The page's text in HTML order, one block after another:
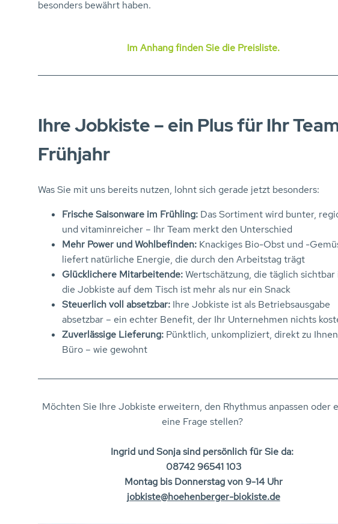
besonders bewährt haben.
Im Anhang finden Sie die Preisliste.
Ihre Jobkiste – ein Plus für Ihr
Frühjahr
Was Sie mit uns bereits nutzen, lohnt sich gerade jetzt besonders:
Frische Saisonware im Frühling: Das Sortiment wird bunter,
und vitaminreicher – Ihr Team merkt den Unterschied
Mehr Power und Wohlbefinden: Knackiges Bio-Obst und -
liefert natürliche Energie, die durch den Arbeitstag trägt
Glücklichere Mitarbeitende:Wertschätzung, die täglich sichtbar
die Jobkiste auf dem Tisch ist mehr als nur ein Snack
Steuerlich voll absetzbar: Ihre Jobkiste ist als Betriebsausgabe
absetzbar – ein echter Benefit, der Ihr Unternehmen nichts
Zuverlässige Lieferung: Pünktlich, unkompliziert, direkt zu
Büro – wie gewohnt
Möchten Sie Ihre Jobkiste erweitern, den Rhythmus anpassen oder
eine Frage stellen?
Ingrid und Sonja sind persönlich für Sie da:
08742 96541 103
Montag bis Donnerstag von 9-14 Uhr
jobkiste@hoehenberger-biokiste.de